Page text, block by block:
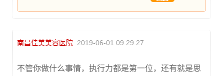
南昌佳美美容医院 2019-06-01 09:29:27
不管你做什么事情，执行力都是第一位，还有就是思